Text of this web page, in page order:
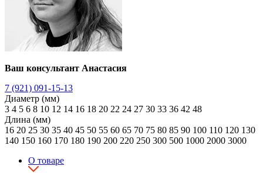
Ваш консультант Анастасия
7 (921) 091-15-13
Диаметр (мм)
3 4 5 6 8 10 12 14 16 18 20 22 24 27 30 33 36 42 48
Длина (мм)
16 20 25 30 35 40 45 50 55 60 65 70 75 80 85 90 100 110 120 130
140 150 160 170 180 190 200 220 250 300 500 1000 2000 3000
О товаре